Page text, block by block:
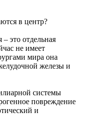
в центр?
это отдельная
не имеет
мира она
железы и
системы
повреждение
и